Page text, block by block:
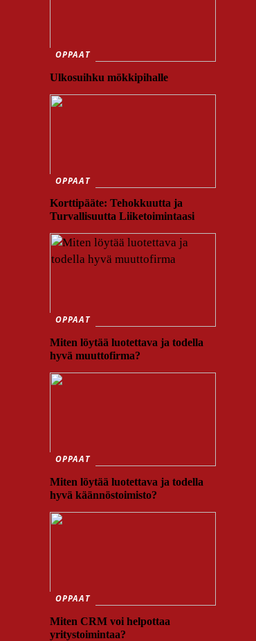
OPPAAT
Ulkosuihku mökkipihalle
OPPAAT
Korttipääte: Tehokkuutta ja
Turvallisuutta Liiketoimintaasi
OPPAAT
Miten löytää luotettava ja todella
hyvä muuttofirma?
OPPAAT
Miten löytää luotettava ja todella
hyvä käännöstoimisto?
OPPAAT
Miten CRM voi helpottaa
yritystoimintaa?